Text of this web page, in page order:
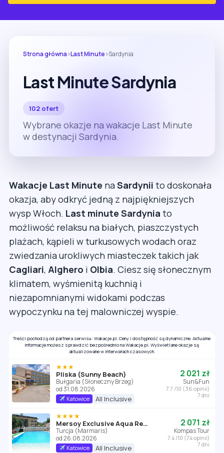
Strona główna›Last Minute›Sardynia
Last Minute Sardynia
102 ofert
Wybrane okazje na wakacje Last Minute
w destynacji Sardynia.
Wakacje Last Minute naSardynii to doskonała
okazja, aby odkryć jedną z najpiękniejszych
wysp Włoch. Last minute Sardynia to
możliwość relaksu na białych, piaszczystych
plażach, kąpieli w turkusowych wodach oraz
zwiedzania urokliwych miasteczek takich jak
Cagliari, Alghero i Olbia. Ciesz się słonecznym
klimatem, wyśmienitą kuchnią i
niezapomnianymi widokami podczas
wypoczynku na tej malowniczej wyspie.
Treści pochodzą od partnera serwisu: Wakacje.pl. Ceny i dostępność są dynamiczne. Aktualne
informacje możesz sprawdzić bezpośrednio na Wakacje.pl. Wyświetlane okazje są
aktualizowane w interwałach czasowych.
★★★
Pliska (Sunny Beach)
Bułgaria (Słoneczny Brzeg)
od 31.08.2026
Katowice All Inclusive
2 021 zł
Sun&Fun
7.7 /10 (36 opinii)
7 dni
★★★★
Mersoy Exclusive Aqua Resort
Turcja (Marmaris)
od 26.08.2026
Katowice All Inclusive
2 071 zł
Kompas Tour
7.4 /10 (74 opinii)
7 dni